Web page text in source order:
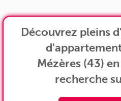
Découvrez pleins
Mézères (43)
recherche